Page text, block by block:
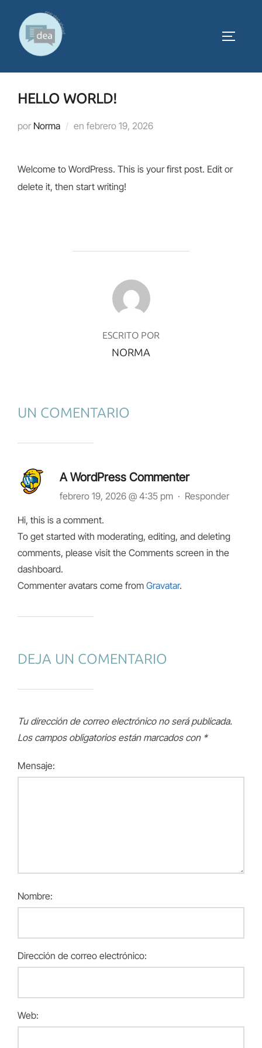
contenido
HELLO WORLD!
por Norma en Publicado
febrero 19, 2026
Welcome to WordPress. This is your first post. Edit or
delete it, then start writing!
AUTOR DE LA PUBLICACIÓN
ESCRITO POR
NORMA
UN COMENTARIO
A WordPress Commenter
febrero 19, 2026 @ 4:35 pm · Responder
Hi, this is a comment.
To get started with moderating, editing, and deleting
comments, please visit the Comments screen in the
dashboard.
Commenter avatars come from Gravatar.
DEJA UN COMENTARIO
Tu dirección de correo electrónico no será publicada.
Los campos obligatorios están marcados con *
Mensaje:
Nombre:
Dirección de correo electrónico:
Web: